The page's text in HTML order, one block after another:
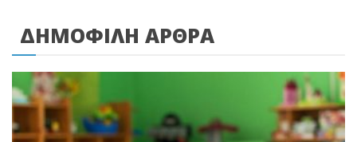
ΔΗΜΟΦΙΛΗ ΑΡΘΡΑ